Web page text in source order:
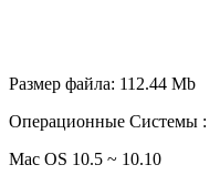
Размер файла: 112.44 Mb
Операционные Системы :
Mac OS 10.5 ~ 10.10